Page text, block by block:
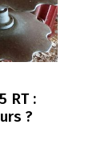
RT :
?